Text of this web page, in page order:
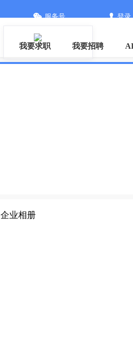
服务号 登录
我要求职 我要招聘
企业相册